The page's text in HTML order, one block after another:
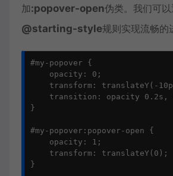
加:popover-open伪类。我们可
@starting-style规则实现流畅的
#my-popover {
    opacity: 0;
transform: translateY(-
transition: opacity 0.2s,
}
#my-popover:popover-open {
    opacity: 1;
    transform: translateY(0);
}